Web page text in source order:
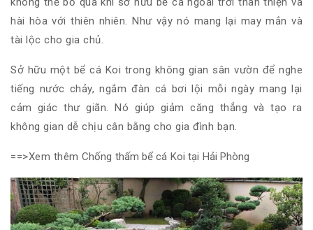
hài hòa với thiên nhiên. Như vậy nó mang lại may mắn và
tài lộc cho gia chủ.
Sở hữu một bể cá Koi trong không gian sân vườn để nghe
tiếng nước chảy, ngắm đàn cá bơi lội mỗi ngày mang lại
cảm giác thư giãn. Nó giúp giảm căng thẳng và tạo ra
không gian dễ chịu cân bằng cho gia đình bạn.
==>Xem thêm Chống thấm bể cá Koi tại Hải Phòng